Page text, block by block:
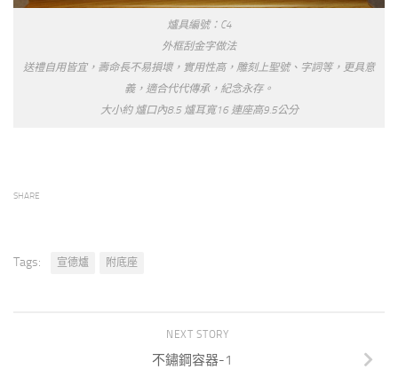
爐具編號：C4
外框刮金字做法
送禮自用皆宜，壽命長不易損壞，實用性高，雕刻上聖號、字詞等，更具意
義，適合代代傳承，紀念永存。
大小約 爐口內8.5 爐耳寬16 連座高9.5公分
SHARE
Tags: 宣德爐 附底座
NEXT STORY
不鏽鋼容器-1